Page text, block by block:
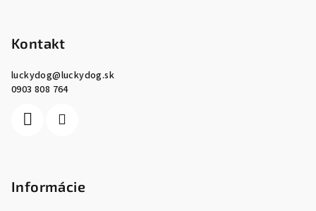
Kontakt
luckydog@luckydog.sk
0903 808 764
Informácie